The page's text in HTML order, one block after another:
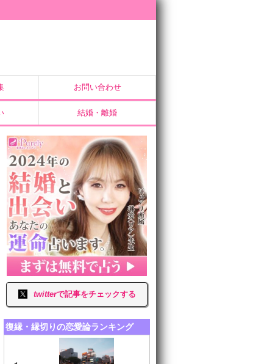
お問い合わせ
結婚・離婚
twitterで記事をチェックする
復縁・縁切りの恋愛論ランキング